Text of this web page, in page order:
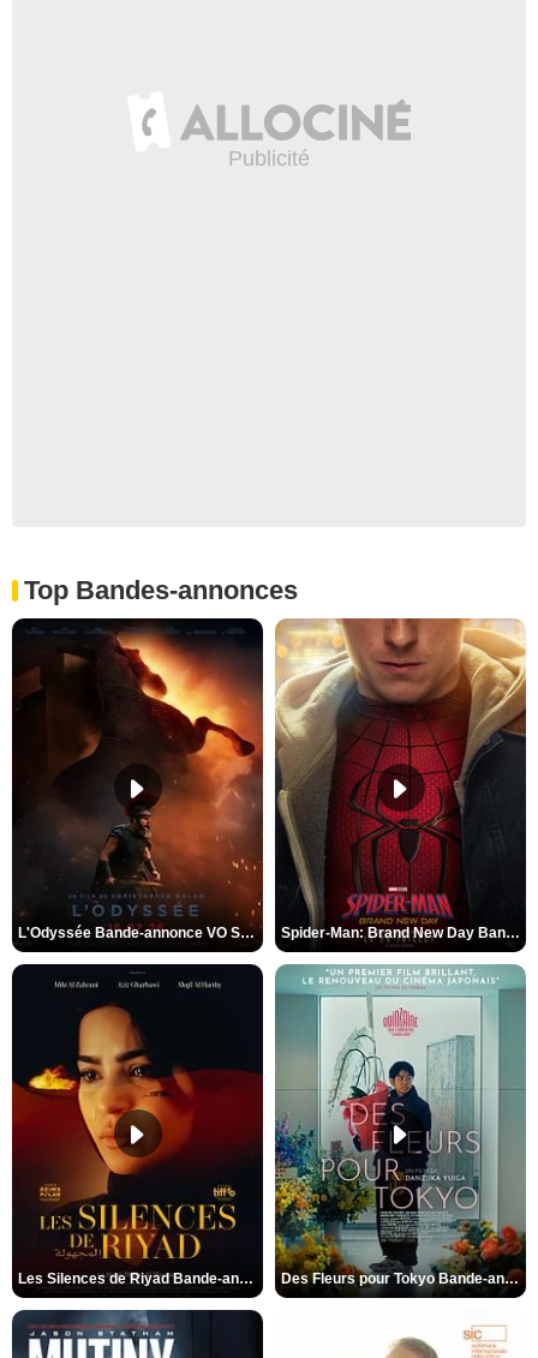
Top Bandes-annonces
L'Odyssée Bande-annonce VO STFR Spider-Man: Brand New Day Bande-annonce VO STFR
Les Silences de Riyad Bande-annonce VO STFR Des Fleurs pour Tokyo Bande-annonce VO STFR